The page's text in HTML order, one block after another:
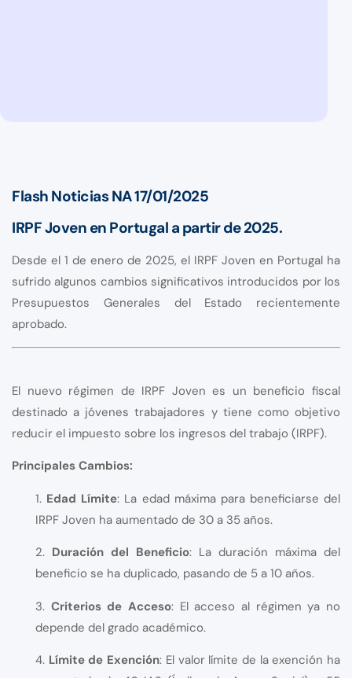
Flash Noticias NA 17/01/2025
IRPF Joven en Portugal a partir de 2025.
Desde el 1 de enero de 2025, el IRPF Joven en Portugal ha
sufrido algunos cambios significativos introducidos por los
Presupuestos Generales del Estado recientemente
aprobado.
El nuevo régimen de IRPF Joven es un beneficio fiscal
destinado a jóvenes trabajadores y tiene como objetivo
reducir el impuesto sobre los ingresos del trabajo (IRPF).
Principales Cambios:
1. Edad Límite: La edad máxima para beneficiarse del
IRPF Joven ha aumentado de 30 a 35 años.
2. Duración del Beneficio: La duración máxima del
beneficio se ha duplicado, pasando de 5 a 10 años.
3. Criterios de Acceso: El acceso al régimen ya no
depende del grado académico.
4. Límite de Exención: El valor límite de la exención ha